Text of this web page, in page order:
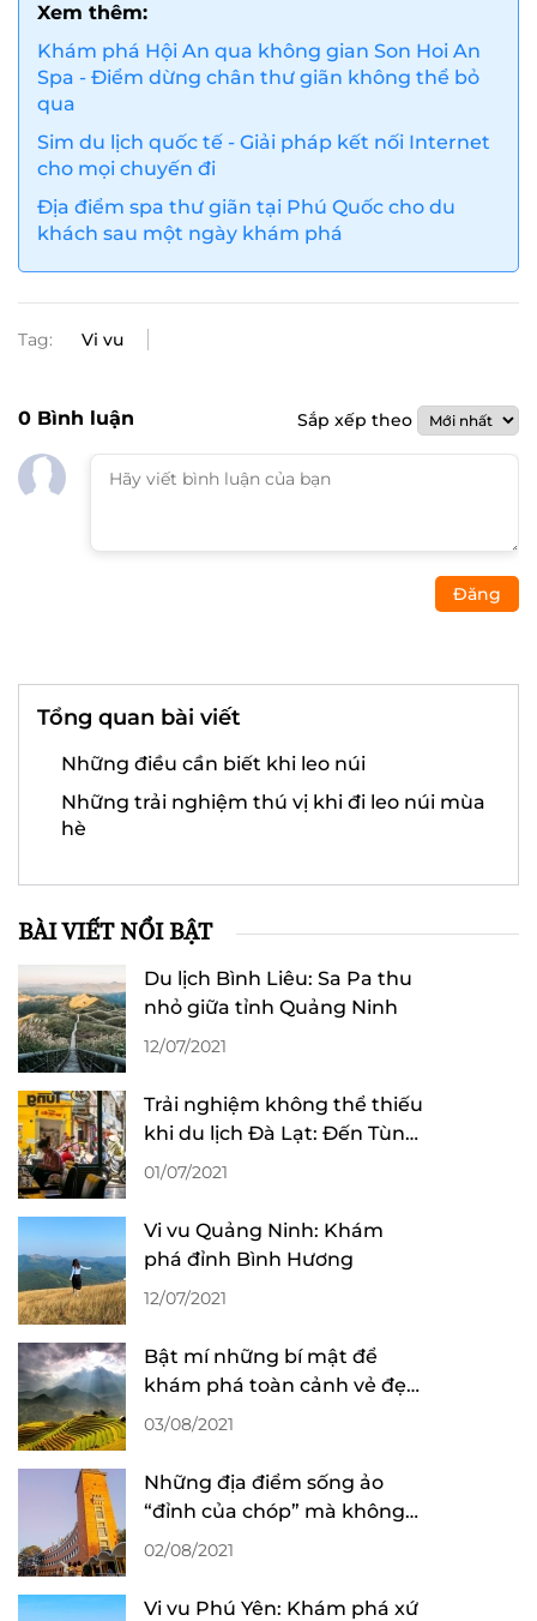
Xem thêm:
Khám phá Hội An qua không gian Son Hoi An
Spa - Điểm dừng chân thư giãn không thể bỏ
qua
Sim du lịch quốc tế - Giải pháp kết nối Internet
cho mọi chuyến đi
Địa điểm spa thư giãn tại Phú Quốc cho du
khách sau một ngày khám phá
Tag: Vi vu
0 Bình luận Sắp xếp theo
Đăng
Tổng quan bài viết
Những điều cần biết khi leo núi
Những trải nghiệm thú vị khi đi leo núi mùa
hè
BÀI VIẾT NỔI BẬT
Du lịch Bình Liêu: Sa Pa thu
nhỏ giữa tỉnh Quảng Ninh
12/07/2021
Trải nghiệm không thể thiếu
khi du lịch Đà Lạt: Đến Tùng
“làm” ly cafe!
01/07/2021
Vi vu Quảng Ninh: Khám
phá đỉnh Bình Hương
12/07/2021
Bật mí những bí mật để
khám phá toàn cảnh vẻ đẹp
mùa lúa chín ở Sa Pa
03/08/2021
Những địa điểm sống ảo
“đỉnh của chóp” mà không
mất phí tại Đà Lạt
02/08/2021
Vi vu Phú Yên: Khám phá xứ